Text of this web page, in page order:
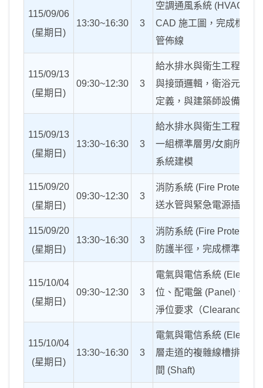
115/09/06
(星期日 )
13:30~16:30 3
空調通風系統 (HVAC)
CAD 施工圖，完成標準
管佈線
115/09/13
(星期日 )
09:30~12:30 3
給水排水與衛生工程
與接頭邏輯，衛浴元件的
定義，與建築師設備的取
115/09/13
(星期日 )
13:30~16:30 3
給水排水與衛生工程
一組標準層男/女廁所的
系統建模
115/09/20
(星期日 )
09:30~12:30 3
消防系統 (Fire Protection)
送水管與緊急電源插座的
115/09/20
(星期日 )
13:30~16:30 3
消防系統 (Fire Protection)
防護半徑，完成標準辦公
115/10/04
(星期日 )
09:30~12:30 3
電氣與電信系統
位、配電盤 (Panel) 、變
淨位要求（Clearance
115/10/04
(星期日 )
13:30~16:30 3
電氣與電信系統
層走道的複雜線槽排布，
間 (Shaft)